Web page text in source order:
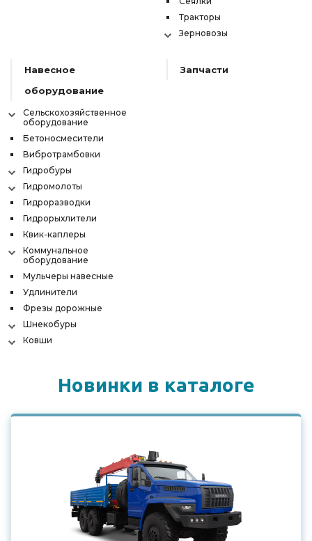
Тракторы
Зерновозы
Навесное
оборудование
Сельскохозяйственное
оборудование
Бетоносмесители
Вибротрамбовки
Гидробуры
Гидромолоты
Гидроразводки
Гидрорыхлители
Квик-каплеры
Коммунальное
оборудование
Мульчеры навесные
Удлинители
Фрезы дорожные
Шнекобуры
Ковши
Запчасти
Новинки в каталоге